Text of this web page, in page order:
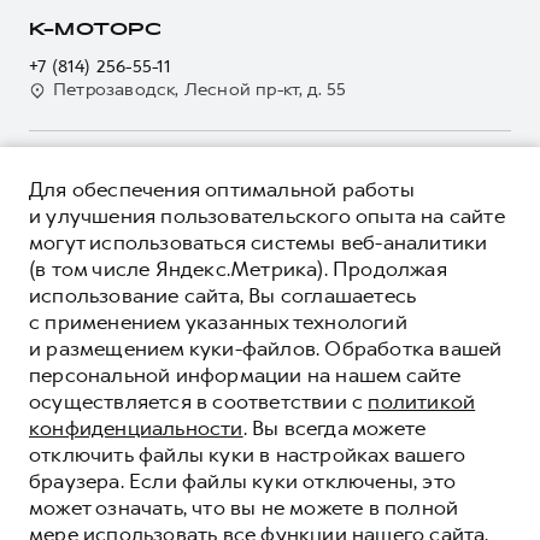
Для малого бизнеса
Система управления автопарком
Сервис для корпоративных клиентов
HAVAL Лизинг
Автомобильные аксессуары
Коллекция PRO
Коллекция Базовая
Коллекция Детская
Электронный ПТС
GWM Безопасность
Мобильное приложение GWM
Программа «HAVAL Защита+»
Руководства по эксплуатации
Подписки
Автомобильные аксессуары
Коллекция PRO
Коллекция Базовая
Коллекция Детская
О дилере
Наша команда
Контакты
К-МОТОРС
+7 (814) 256-55-11
Петрозаводск, Лесной пр-кт, д. 55
ЦЕНЫ И ВЫГОДЫ
ЮРИДИЧЕСКАЯ ИНФОРМАЦИЯ
Вся представленная на сайте информация, касающаяся
автомобилей и сервисного обслуживания, носит
информационный характер и не является публичной офертой.
Все цены, указанные на данном сайте, носят информационный
характер и являются максимально рекомендуемыми
розничными ценами по расчетам дистрибьютора (ООО «Грейт
Волл Мотор Рус»). Для получения подробной информации
просьба обращаться к ближайшему официальному дилеру ООО
«Грейт Волл Мотор Рус» либо по телефону Горячей линии 8 (800)
511-59-86, либо на сайте. Опубликованная на данном сайте
информация может быть изменена в любое время без
****На некоторых автомобилях HAVAL может отсутствовать
система / устройство вызова экстренных оперативных служб
(блок ЭРА-ГЛОНАСС).
Показать все
© 2026 ООО «Грейт Волл Мотор Рус»
© 2026 ООО «КМ-Альянс»
Политика конфиденциальности
Для обеспечения оптимальной работы
и улучшения пользовательского опыта на сайте
могут использоваться системы веб-аналитики
(в том числе Яндекс.Метрика). Продолжая
использование сайта, Вы соглашаетесь
с применением указанных технологий
и размещением куки-файлов. Обработка вашей
персональной информации на нашем сайте
осуществляется в соответствии с политикой
конфиденциальности. Вы всегда можете
отключить файлы куки в настройках вашего
браузера. Если файлы куки отключены, это
может означать, что вы не можете в полной
мере использовать все функции нашего сайта.